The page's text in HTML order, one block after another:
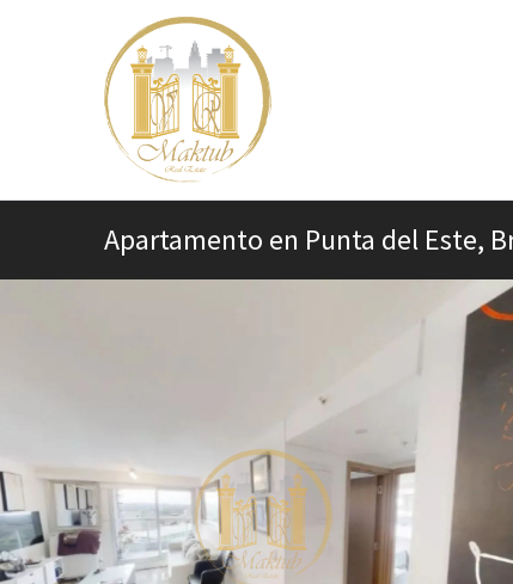
Apartamento en Punta del Este,